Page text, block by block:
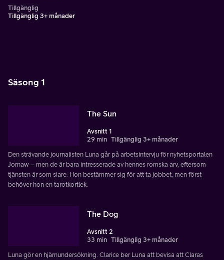
Tillgänglig
Tillgänglig 3+ månader
Säsong 1
The Sun
Avsnitt 1
29 min Tillgänglig 3+ månader
Den strävande journalisten Luna går på arbetsintervju för nyhetsportalen
Jornaw – men de är bara intresserade av hennes romska arv, eftersom
tjänsten är som siare. Hon bestämmer sig för att ta jobbet, men först
behöver hon en tarotkortlek.
The Dog
Avsnitt 2
33 min Tillgänglig 3+ månader
Luna gör en hjärnundersökning. Clarice ber Luna att bevisa att Claras